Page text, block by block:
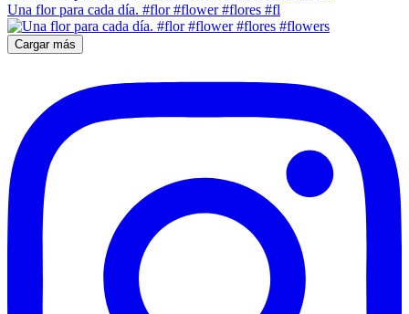
Una flor para cada día. #flor #flower #flores #fl
Cargar más